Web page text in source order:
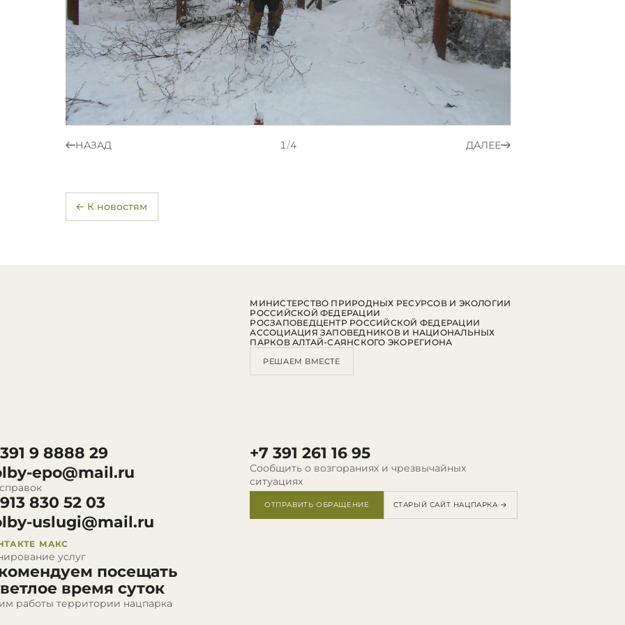
НАЗАД 1/4 ДАЛЕЕ
← К новостям
9 8888 29
epo@mail.ru
830 52 03
uslugi@mail.ru
МАКС
услуг
посещать
время суток
работы территории нацпарка
+7 391 261 16 95
Сообщить о возгораниях и чрезвычайных
ситуациях
ОТПРАВИТЬ ОБРАЩЕНИЕ СТАРЫЙ САЙТ НАЦПАРКА →
МИНИСТЕРСТВО ПРИРОДНЫХ РЕСУРСОВ И ЭКОЛОГИИ
РОССИЙСКОЙ ФЕДЕРАЦИИ
РОСЗАПОВЕДЦЕНТР РОССИЙСКОЙ ФЕДЕРАЦИИ
АССОЦИАЦИЯ ЗАПОВЕДНИКОВ И НАЦИОНАЛЬНЫХ
ПАРКОВ АЛТАЙ-САЯНСКОГО ЭКОРЕГИОНА
РЕШАЕМ ВМЕСТЕ